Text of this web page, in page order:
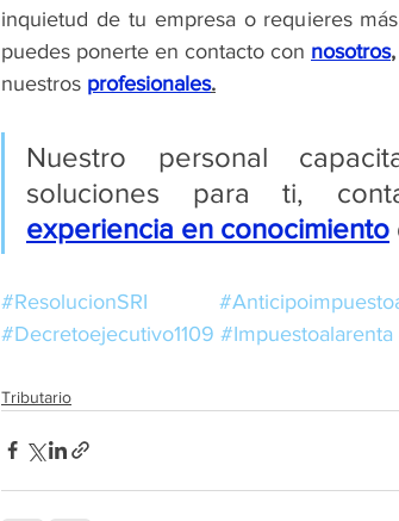
inquietud de tu empresa o requieres
puedes ponerte en contacto con nosotros,
nuestros profesionales.
Nuestro personal
experiencia en conocimiento
#ResolucionSRI
#Decretoejecutivo1109 #Impuestoalarenta
Tributario